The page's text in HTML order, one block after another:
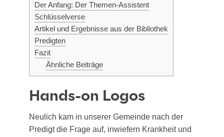
Der Anfang: Der Themen-Assistent
Schlüs­sel­ver­se
Arti­kel und Ergeb­nis­se aus der Bibliothek
Pre­dig­ten
Fazit
Ähn­li­che Beiträge
Hands-on Logos
Neu­lich kam in unse­rer Gemein­de nach der
Pre­digt die Fra­ge auf, inwie­fern Krank­heit und